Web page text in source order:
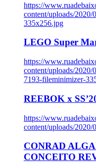
https://
content/uploads/
335x256.jpg
LEGO Super
https://
content/uploads/2020/
7193-fileminimizer-
REEBOK x
https://
content/uploads/2020/
CONRAD
CONCEITO